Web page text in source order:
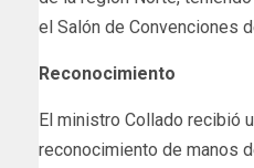
el Salón de Convenciones
Reconocimiento
El ministro Collado recibió
reconocimiento de manos